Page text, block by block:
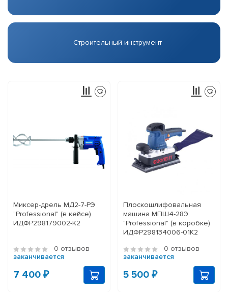
Строительный инструмент
Миксер-дрель МД2-7-РЭ
"Professional" (в кейсе)
ИДФР298179002-К2
0 отзывов
заканчивается
7 400 ₽
Плоскошлифовальная
машина МПШ4-28Э
"Professional" (в коробке)
ИДФР298134006-01К2
0 отзывов
заканчивается
5 500 ₽